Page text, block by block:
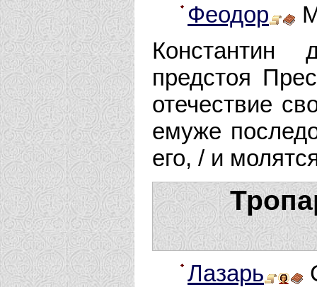
Феодор
Константин
предстоя
отечествие
емуже
его, / и
Лазарь